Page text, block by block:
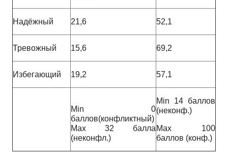
Надёжный 21,6 52,1
Тревожный 15,6 69,2
Избегающий 19,2 57,1
Min 0
баллов(конфликтный)
Max 32 балла
(неконфл.)
Min 14 баллов
(неконф.)
Max 100
баллов (конф.)